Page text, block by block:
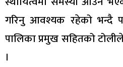
गरिनु आवश्यक रहेको भन्दै
पालिका प्रमुख सहितको
।